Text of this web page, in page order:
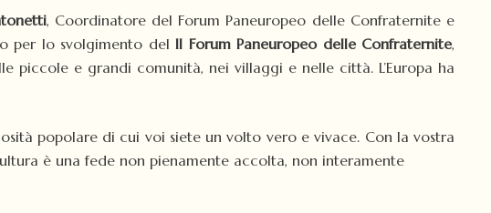
, Coordinatore del Forum Paneuropeo delle Confraternite e
per lo svolgimento delII Forum Paneuropeo delle Confraternite,
piccole e grandi comunità, nei villaggi e nelle città. L’Europa ha
popolare di cui voi siete un volto vero e vivace. Con la vostra
è una fede non pienamente accolta, non interamente